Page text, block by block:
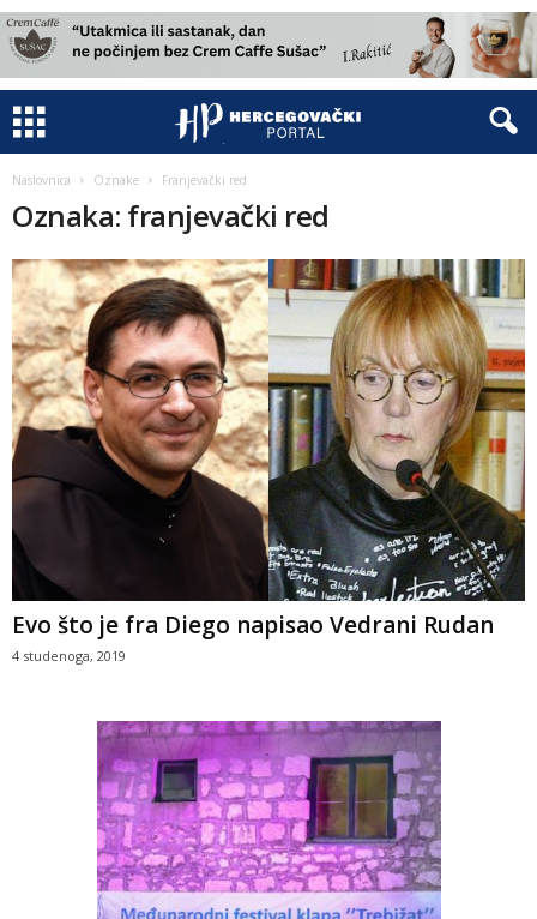
Naslovnica Oznake Franjevački red
Oznaka: franjevački red
Evo što je fra Diego napisao Vedrani Rudan
4 studenoga, 2019